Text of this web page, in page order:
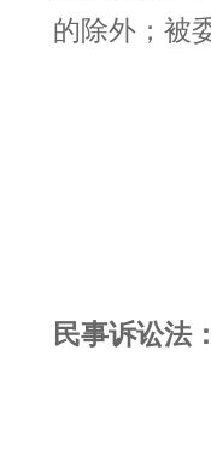
的除外；被
民事诉讼法：